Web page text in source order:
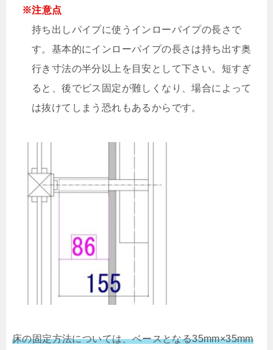
※注意点
持ち出しパイプに使うインローパイプの長さで
す。基本的にインローパイプの長さは持ち出す奥
行き寸法の半分以上を目安として下さい。短すぎ
ると、後でビス固定が難しくなり、場合によって
は抜けてしまう恐れもあるからです。
床の固定方法については、ベースとなる35mm×35mm